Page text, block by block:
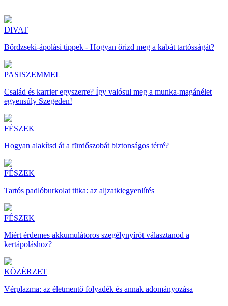
DIVAT
Bőrdzseki-ápolási tippek - Hogyan őrizd meg a kabát tartósságát?
PASISZEMMEL
Család és karrier egyszerre? Így valósul meg a munka-magánélet
egyensúly Szegeden!
FÉSZEK
Hogyan alakítsd át a fürdőszobát biztonságos térré?
FÉSZEK
Tartós padlóburkolat titka: az aljzatkiegyenlítés
FÉSZEK
Miért érdemes akkumulátoros szegélynyírót választanod a
kertápoláshoz?
KÖZÉRZET
Vérplazma: az életmentő folyadék és annak adományozása